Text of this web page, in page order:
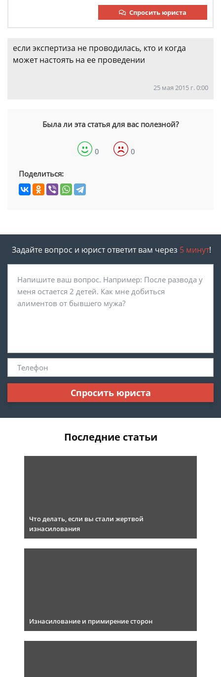
Спросить юриста
если экспертиза не проводилась, кто и когда
может настоять на ее проведении
25 мая 2015 г. 0:00
Была ли эта статья для вас полезной?
0 0
Поделиться:
Задайте вопрос и юрист ответит вам через 5 минут!
Спросить юриста
Последние статьи
Что делать, если вы стали жертвой
изнасилования
Изнасилование и примирение сторон